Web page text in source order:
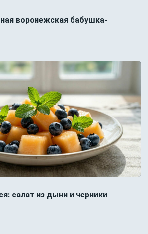
воронежская бабушка-
салат из дыни и черники